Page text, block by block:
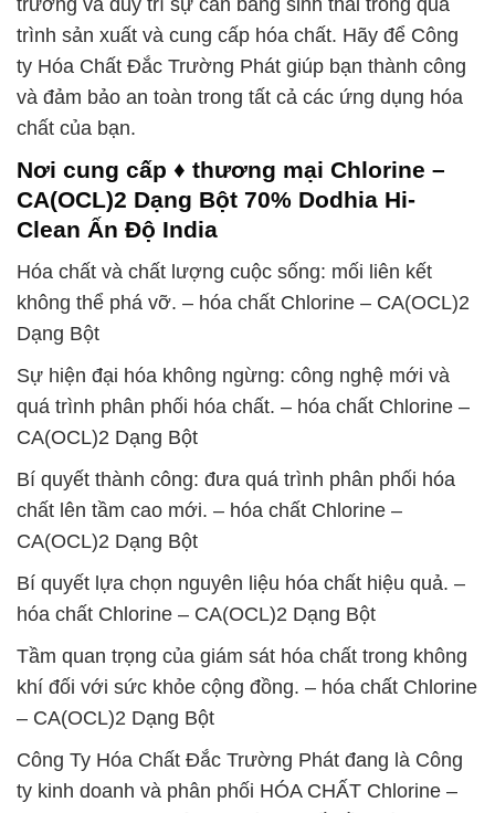
trường và duy trì sự cân bằng sinh thái trong quá
trình sản xuất và cung cấp hóa chất. Hãy để Công
ty Hóa Chất Đắc Trường Phát giúp bạn thành công
và đảm bảo an toàn trong tất cả các ứng dụng hóa
chất của bạn.
Nơi cung cấp ♦ thương mại Chlorine –
CA(OCL)2 Dạng Bột 70% Dodhia Hi-
Clean Ấn Độ India
Hóa chất và chất lượng cuộc sống: mối liên kết
không thể phá vỡ. – hóa chất Chlorine – CA(OCL)2
Dạng Bột
Sự hiện đại hóa không ngừng: công nghệ mới và
quá trình phân phối hóa chất. – hóa chất Chlorine –
CA(OCL)2 Dạng Bột
Bí quyết thành công: đưa quá trình phân phối hóa
chất lên tầm cao mới. – hóa chất Chlorine –
CA(OCL)2 Dạng Bột
Bí quyết lựa chọn nguyên liệu hóa chất hiệu quả. –
hóa chất Chlorine – CA(OCL)2 Dạng Bột
Tầm quan trọng của giám sát hóa chất trong không
khí đối với sức khỏe cộng đồng. – hóa chất Chlorine
– CA(OCL)2 Dạng Bột
Công Ty Hóa Chất Đắc Trường Phát đang là Công
ty kinh doanh và phân phối HÓA CHẤT Chlorine –